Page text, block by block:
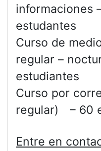
informaciones
estudantes
Curso de
regular –
estudiantes
Curso por
regular) – 60
Entre en